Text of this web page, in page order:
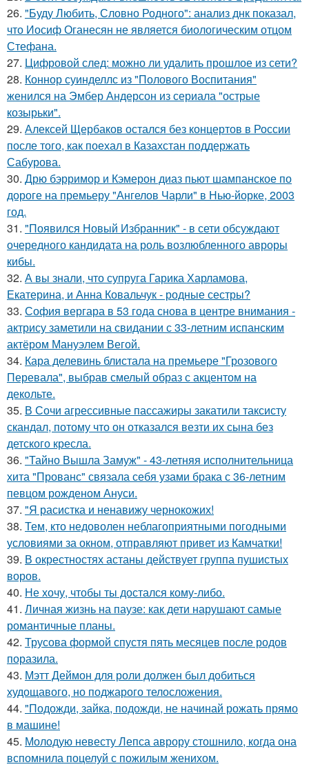
26. "Буду Любить, Словно Родного": анализ днк показал,
что Иосиф Оганесян не является биологическим отцом
Стефана.
27. Цифровой след: можно ли удалить прошлое из сети?
28. Коннор суинделлс из "Полового Воспитания"
женился на Эмбер Андерсон из сериала "острые
козырьки".
29. Алексей Щербаков остался без концертов в России
после того, как поехал в Казахстан поддержать
Сабурова.
30. Дрю бэрримор и Кэмерон диаз пьют шампанское по
дороге на премьеру "Ангелов Чарли" в Нью-йорке, 2003
год.
31. "Появился Новый Избранник" - в сети обсуждают
очередного кандидата на роль возлюбленного авроры
кибы.
32. А вы знали, что супруга Гарика Харламова,
Екатерина, и Анна Ковальчук - родные сестры?
33. София вергара в 53 года снова в центре внимания -
актрису заметили на свидании с 33-летним испанским
актёром Мануэлем Вегой.
34. Кара делевинь блистала на премьере "Грозового
Перевала", выбрав смелый образ с акцентом на
декольте.
35. В Сочи агрессивные пассажиры закатили таксисту
скандал, потому что он отказался везти их сына без
детского кресла.
36. "Тайно Вышла Замуж" - 43-летняя исполнительница
хита "Прованс" связала себя узами брака с 36-летним
певцом рожденом Ануси.
37. "Я расистка и ненавижу чернокожих!
38. Тем, кто недоволен неблагоприятными погодными
условиями за окном, отправляют привет из Камчатки!
39. В окрестностях астаны действует группа пушистых
воров.
40. Не хочу, чтобы ты достался кому-либо.
41. Личная жизнь на паузе: как дети нарушают самые
романтичные планы.
42. Трусова формой спустя пять месяцев после родов
поразила.
43. Мэтт Деймон для роли должен был добиться
худощавого, но поджарого телосложения.
44. "Подожди, зайка, подожди, не начинай рожать прямо
в машине!
45. Молодую невесту Лепса аврору стошнило, когда она
вспомнила поцелуй с пожилым женихом.